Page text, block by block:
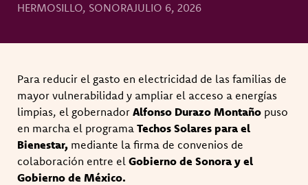
HERMOSILLO, SONORAJULIO 6, 2026
Para reducir el gasto en electricidad de las familias de
mayor vulnerabilidad y ampliar el acceso a energías
limpias, el gobernador Alfonso Durazo Montaño puso
en marcha el programa Techos Solares para el
Bienestar, mediante la firma de convenios de
colaboración entre el Gobierno de Sonora y el
Gobierno de México.